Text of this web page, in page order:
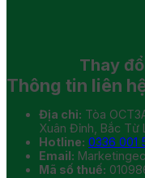
Thay
Thông tin liên
Địa chỉ: Tòa
Xuân Đỉnh, Bắc Từ
Hotline: 0336 001
Email:
Mã số thuế: